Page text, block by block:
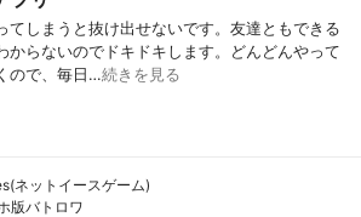
てしまうと抜け出せないです。友達ともできる
からないのでドキドキします。どんどんやって
ので、毎日…続きを見る
ネットイースゲーム)
版バトロワ